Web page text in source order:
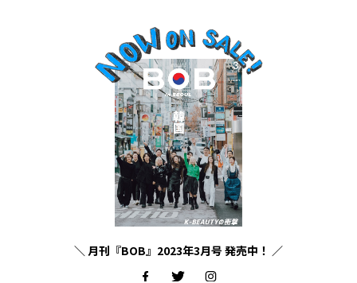
＼ 月刊『BOB』2023年3月号 発売中！ ／